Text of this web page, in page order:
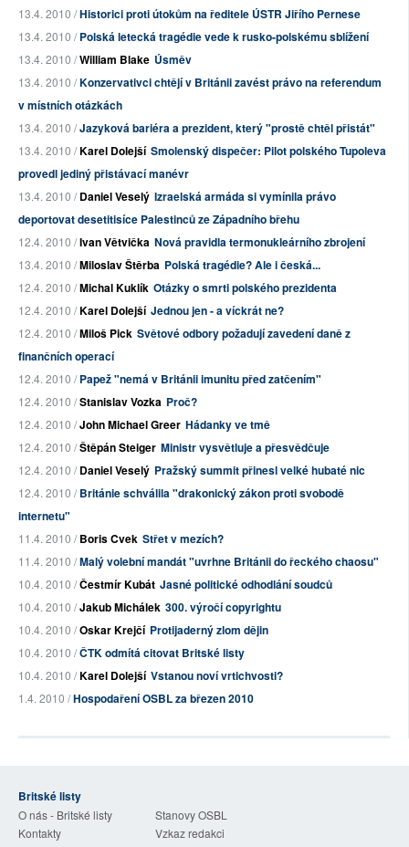
13.4. 2010 /Historici proti útokům na ředitele ÚSTR Jiřího Pernese
13.4. 2010 /Polská letecká tragédie vede k rusko-polskému sblížení
13.4. 2010 /William Blake Úsměv
13.4. 2010 /Konzervativci chtějí v Británii zavést právo na referendum
v místních otázkách
13.4. 2010 /Jazyková bariéra a prezident, který "prostě chtěl přistát"
13.4. 2010 /Karel Dolejší Smolenský dispečer: Pilot polského Tupoleva
provedl jediný přistávací manévr
13.4. 2010 /Daniel Veselý Izraelská armáda si vymínila právo
deportovat desetitisíce Palestinců ze Západního břehu
12.4. 2010 /Ivan Větvička Nová pravidla termonukleárního zbrojení
13.4. 2010 /Miloslav Štěrba Polská tragédie? Ale i česká...
12.4. 2010 /Michal Kuklík Otázky o smrti polského prezidenta
12.4. 2010 /Karel Dolejší Jednou jen - a víckrát ne?
12.4. 2010 /Miloš Pick Světové odbory požadují zavedení daně z
finančních operací
12.4. 2010 /Papež "nemá v Británii imunitu před zatčením"
12.4. 2010 /Stanislav Vozka Proč?
12.4. 2010 /John Michael Greer Hádanky ve tmě
12.4. 2010 /Štěpán Steiger Ministr vysvětluje a přesvědčuje
12.4. 2010 /Daniel Veselý Pražský summit přinesl velké hubaté nic
12.4. 2010 /Británie schválila "drakonický zákon proti svobodě
internetu"
11.4. 2010 /Boris Cvek Střet v mezích?
11.4. 2010 /Malý volební mandát "uvrhne Británii do řeckého chaosu"
10.4. 2010 /Čestmír Kubát Jasné politické odhodlání soudců
10.4. 2010 /Jakub Michálek 300. výročí copyrightu
10.4. 2010 /Oskar Krejčí Protijaderný zlom dějin
10.4. 2010 /ČTK odmítá citovat Britské listy
10.4. 2010 /Karel Dolejší Vstanou noví vrtichvosti?
1.4. 2010 /Hospodaření OSBL za březen 2010
Britské listy
O nás - Britské listy
Stanovy OSBL
Kontakty
Vzkaz redakci